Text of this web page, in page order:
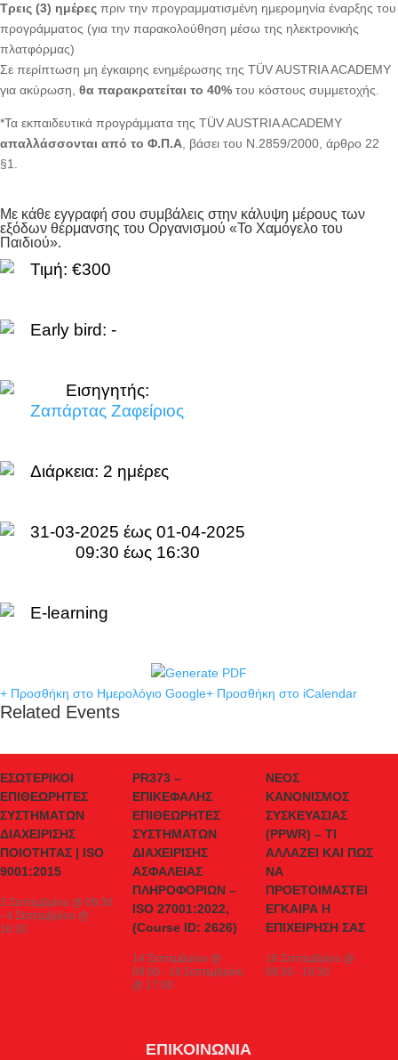
Τρεις (3) ημέρες πριν την προγραμματισμένη ημερομηνία έναρξης του
προγράμματος (για την παρακολούθηση μέσω της ηλεκτρονικής
πλατφόρμας)
Σε περίπτωση μη έγκαιρης ενημέρωσης της TÜV AUSTRIA ACADEMY
για ακύρωση, θα παρακρατείται το 40% του κόστους συμμετοχής.
*Τα εκπαιδευτικά προγράμματα της TÜV AUSTRIA ACADEMY
απαλλάσσονται από το Φ.Π.Α , βάσει του Ν.2859/2000, άρθρο 22
§1.
Με κάθε εγγραφή σου συμβάλεις στην κάλυψη μέρους των
εξόδων θέρμανσης του Οργανισμού «Το Χαμόγελο του
Παιδιού».
Τιμή: €300
Early bird: -
Εισηγητής:
Ζαπάρτας Ζαφείριος
Διάρκεια: 2 ημέρες
31-03-2025 έως 01-04-2025
09:30 έως 16:30
E-learning
+ Προσθήκη στο Ημερολόγιο Google+ Προσθήκη στο iCalendar
Related Events
ΕΣΩΤΕΡΙΚΟΙ
ΕΠΙΘΕΩΡΗΤΕΣ
ΣΥΣΤΗΜΑΤΩΝ
ΔΙΑΧΕΙΡΙΣΗΣ
ΠΟΙΟΤΗΤΑΣ | ISO
9001:2015
3 Σεπτεμβρίου @ 09:30
- 4 Σεπτεμβρίου @
16:30
PR373 –
ΕΠΙΚΕΦΑΛΗΣ
ΕΠΙΘΕΩΡΗΤΕΣ
ΣΥΣΤΗΜΑΤΩΝ
ΔΙΑΧΕΙΡΙΣΗΣ
ΑΣΦΑΛΕΙΑΣ
ΠΛΗΡΟΦΟΡΙΩΝ –
ISO 27001:2022,
(Course ID: 2626)
14 Σεπτεμβρίου @
09:00 - 18 Σεπτεμβρίου
@ 17:00
ΝΕΟΣ
ΚΑΝΟΝΙΣΜΟΣ
ΣΥΣΚΕΥΑΣΙΑΣ
(PPWR) – ΤΙ
ΑΛΛΑΖΕΙ ΚΑΙ ΠΩΣ
ΝΑ
ΠΡΟΕΤΟΙΜΑΣΤΕΙ
ΕΓΚΑΙΡΑ Η
ΕΠΙΧΕΙΡΗΣΗ ΣΑΣ
16 Σεπτεμβρίου @
09:30- 16:30
ΕΠΙΚΟΙΝΩΝΙΑ